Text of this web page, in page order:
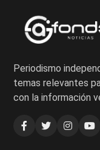
Periodismo
temas relevantes
con la información